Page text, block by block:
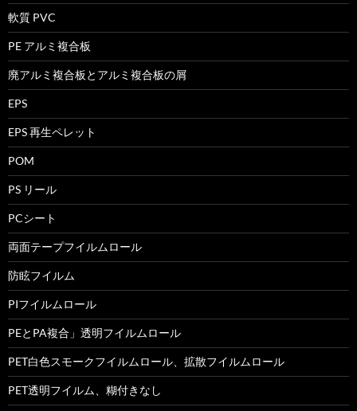
軟質 PVC
PE アルミ複合板
廃アルミ複合板とアルミ複合板の屑
EPS
EPS 再生ペレット
POM
PS リール
PCシート
両面テープフイルムロール
防眩フイルム
PIフイルムロール
PEとPA複合」透明フイルムロール
PET白色スモークフイルムロール、拡散フイルムロール
PET透明フイルム、糊付きなし